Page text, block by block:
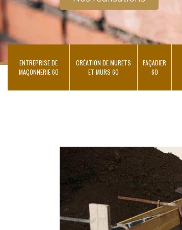
ENTREPRISE DE
MAÇONNERIE 60
CRÉATION DE MURETS
ET MURS 60
FAÇADIER
60